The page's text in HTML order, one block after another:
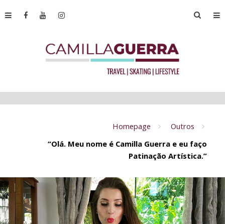
Homepage
Outros
“Olá. Meu nome é Camilla Guerra e eu faço
Patinação Artística.”